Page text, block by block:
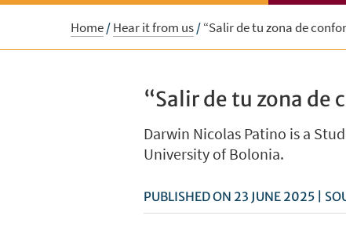
Home/Hear it from us/“Salir de tu zona de
“Salir de tu zona de
Darwin Nicolas Patino is a
University of Bolonia.
PUBLISHED ON 23 JUNE 2025 |